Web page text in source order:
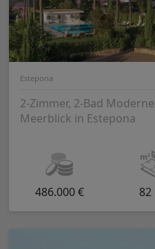
Estepona
2-Zimmer, 2-Bad
Meerblick in Estepona
486.000 € 82